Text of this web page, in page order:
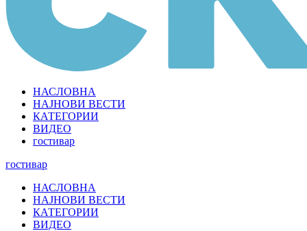
НАСЛОВНА
НАЈНОВИ ВЕСТИ
КАТЕГОРИИ
ВИДЕО
гостивар
гостивар
НАСЛОВНА
НАЈНОВИ ВЕСТИ
КАТЕГОРИИ
ВИДЕО